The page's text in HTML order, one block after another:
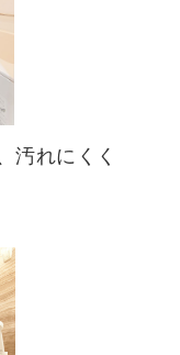
汚れにくく